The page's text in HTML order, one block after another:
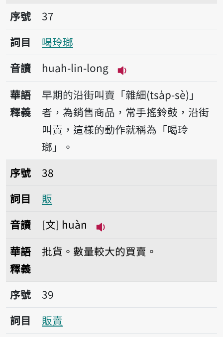
序號37喝玲瑯
序號
37
詞目
喝玲瑯
音讀
huah-lin-long
播放音讀huah-lin-
華語
釋義
早期的沿街叫賣「雜細(tsa̍p-sè)」
者，為銷售商品，常手搖鈴鼓，沿街
叫賣，這樣的動作就稱為「喝玲
瑯」。
序號38販
序號
38
詞目
販
音讀
文 huàn
華語
釋義
批貨。數量較大的買賣。
序號39販賣
序號
39
詞目
販賣